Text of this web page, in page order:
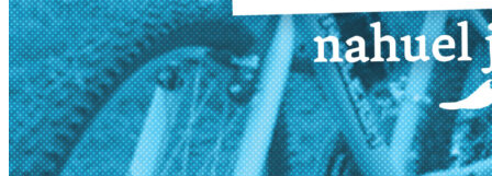
Literatura
Filosofía